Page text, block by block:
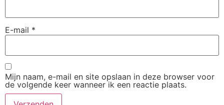
E-mail *
Mijn naam, e-mail en site opslaan in deze browser voor
de volgende keer wanneer ik een reactie plaats.